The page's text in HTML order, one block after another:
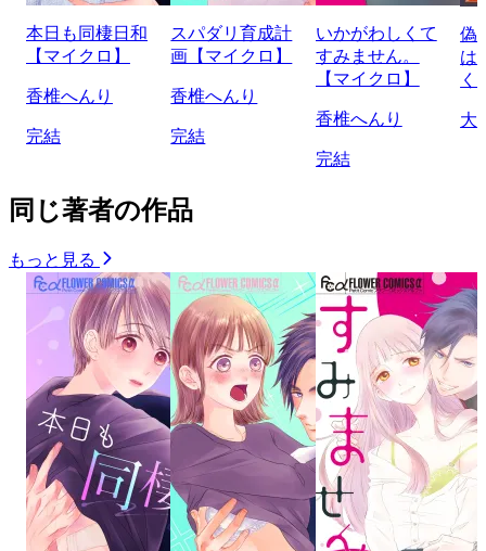
本日も同棲日和
【マイクロ】
香椎へんり
完結
スパダリ育成計
画【マイクロ】
香椎へんり
完結
いかがわしくて
すみません。
【マイクロ】
香椎へんり
完結
偽
は
く
大
同じ著者の作品
もっと見る